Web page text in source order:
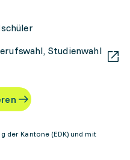
Studienwahl
der Kantone (EDK) und mit